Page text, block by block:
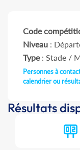
Code
Niveau :
Type: Stade /
Personnes à
calendrier ou
Résultats